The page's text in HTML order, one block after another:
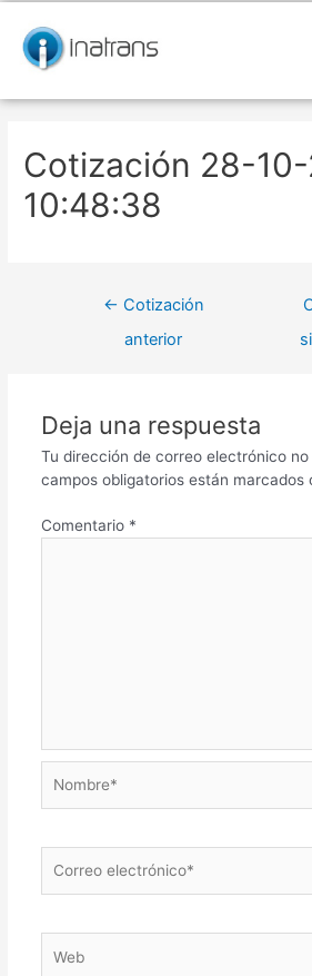
contenido
Cotización 28-
10:48:38
de
entradas
← Cotización
anterior
Deja una respuesta
Tu dirección de correo electrónico
campos obligatorios están marcados
Comentario *
electrónico*